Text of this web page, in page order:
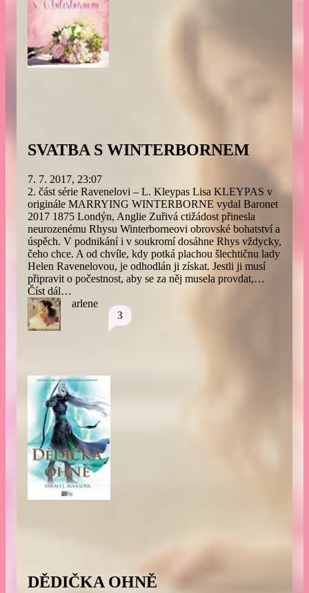
SVATBA S WINTERBORNEM
7. 7. 2017, 23:07
2. část série Ravenelovi – L. Kleypas Lisa KLEYPAS v
originále MARRYING WINTERBORNE vydal Baronet
2017 1875 Londýn, Anglie Zuřivá ctižádost přinesla
neurozenému Rhysu Winterborneovi obrovské bohatství a
úspěch. V podnikání i v soukromí dosáhne Rhys vždycky,
čeho chce. A od chvíle, kdy potká plachou šlechtičnu lady
Helen Ravenelovou, je odhodlán ji získat. Jestli ji musí
připravit o počestnost, aby se za něj musela provdat,…
Číst dál…
arlene
3
DĚDIČKA OHNĚ